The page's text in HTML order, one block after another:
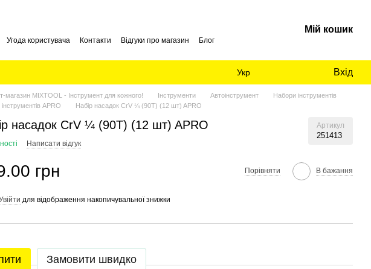
Угода користувача Контакти Відгуки про магазин Блог
Мій кошик
Укр Вхід
магазин MIXTOOL - Інструмент для кожного! Інструменти Автоінструмент
Набори інструментів
APRO
Набір насадок CrV ¼ (90Т) (12 шт) APRO
насадок CrV ¼ (90Т) (12 шт) APRO Артикул
251413
Написати відгук
грн Порівняти В бажання
для відображення накопичувальної знижки
Замовити швидко